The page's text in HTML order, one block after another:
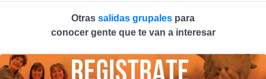
Otras salidas grupales para
conocer gente que te van a interesar